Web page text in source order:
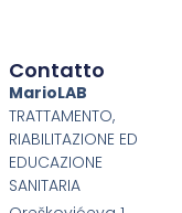
Contatto
MarioLAB
TRATTAMENTO,
RIABILITAZIONE ED
EDUCAZIONE
SANITARIA